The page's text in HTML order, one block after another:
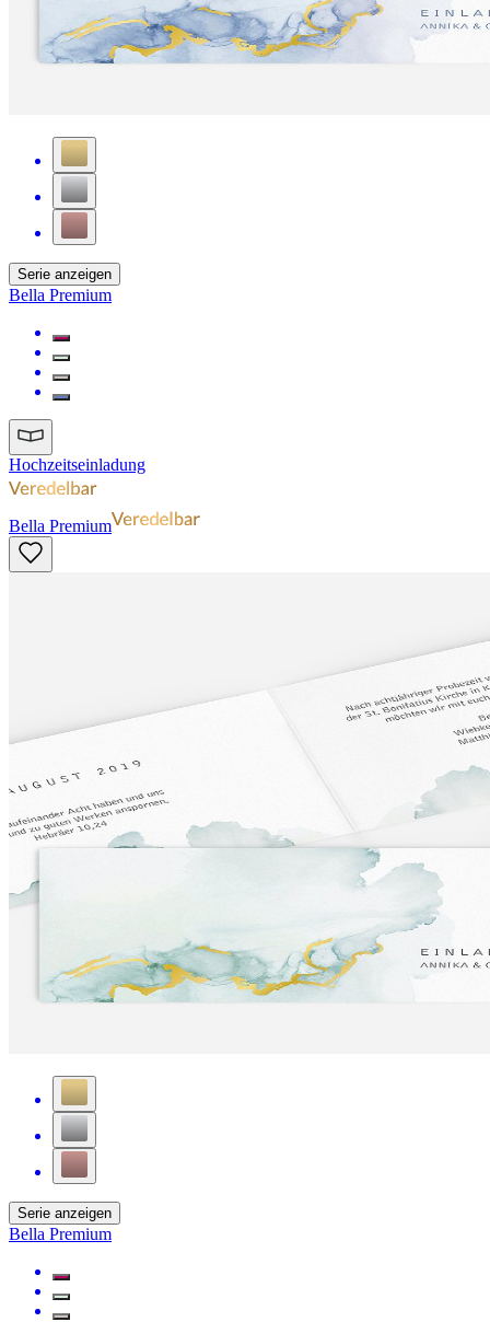
Serie anzeigen
Bella Premium
Hochzeitseinladung
Bella Premium
Serie anzeigen
Bella Premium